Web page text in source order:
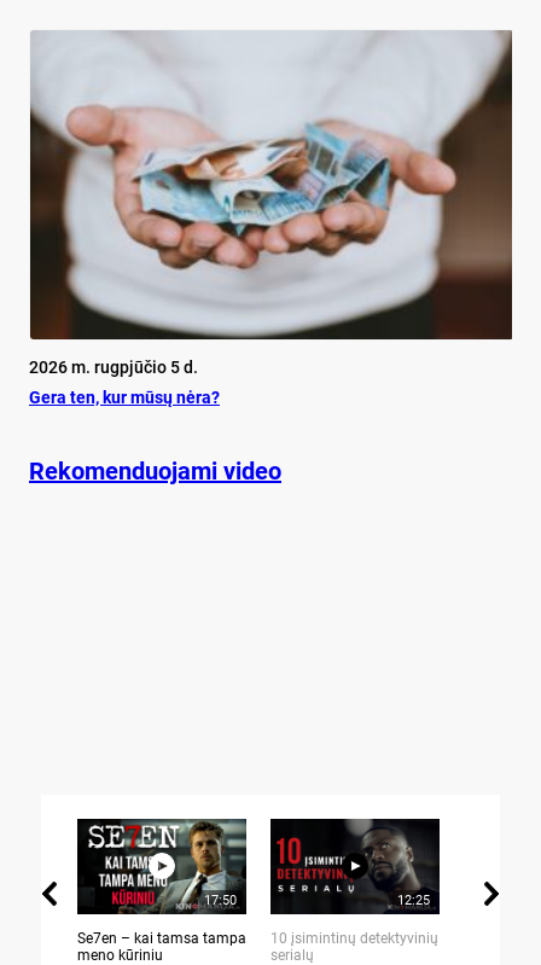
2026 m. rugpjūčio 5 d.
Ge­ra ten, kur mū­sų nė­ra?
Rekomenduojami video
17:50
Se7en – kai tamsa tampa
meno kūriniu
12:25
10 įsimintinų detektyvinių
serialų